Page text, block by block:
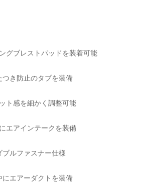
グブレストパッドを装着可能
つき防止のタブを装備
ト感を細かく調整可能
エアインテークを装備
ブルファスナー仕様
にエアーダクトを装備